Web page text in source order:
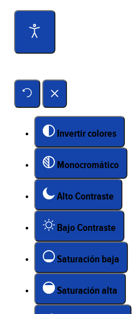
Invertir colores
Monocromático
Alto Contraste
Bajo Contraste
Saturación baja
Saturación alta